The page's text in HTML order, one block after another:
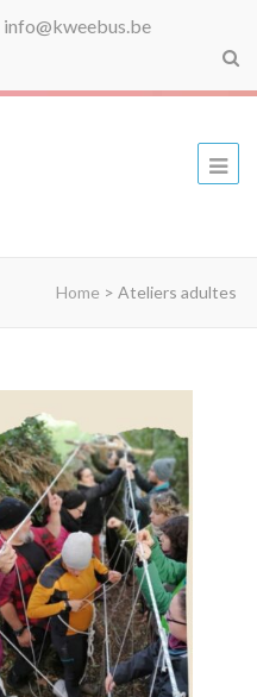
info@kweebus.be
Home > Ateliers adultes